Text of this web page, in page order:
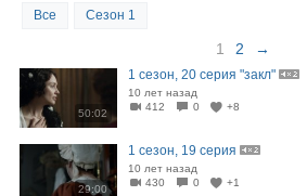
Все Сезон 1
1 2 →
50:02
1 сезон, 20 серия "закл"
10 лет назад
412
0 +8
29:00
1 сезон, 19 серия
10 лет назад
430
0 +1